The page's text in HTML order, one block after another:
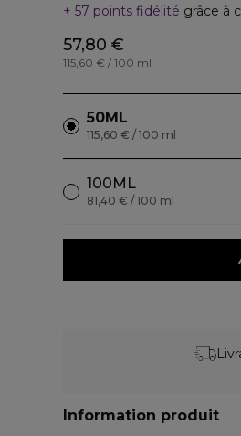
57 points fidélité grâce à
57,80 €
115,60 € / 100 ml
50ML
115,60 € / 100 ml
100ML
81,40 € / 100 ml
Information produit